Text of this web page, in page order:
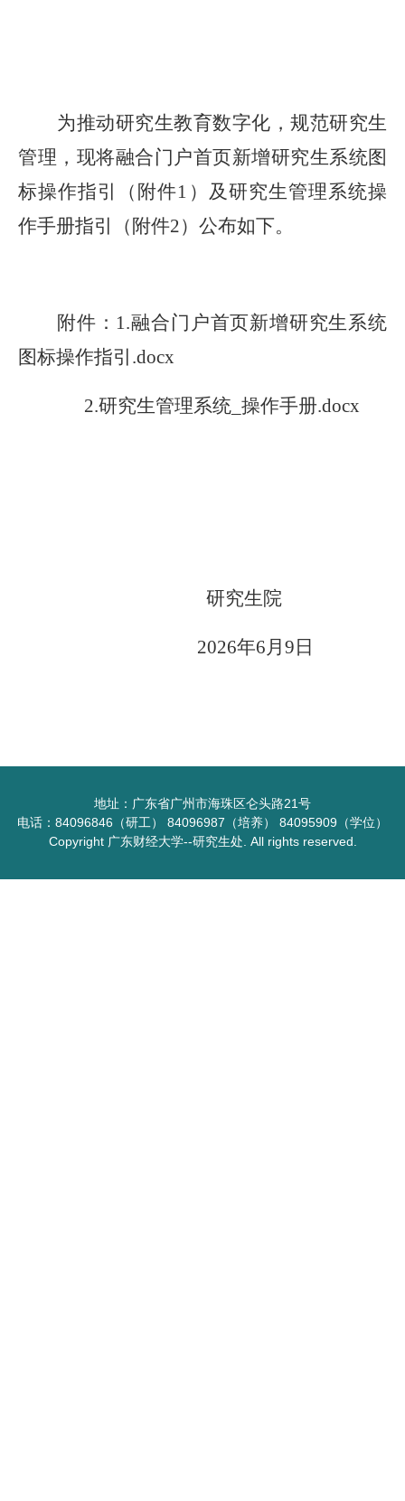
为推动研究生教育数字化，规范研究生
管理，现将融合门户首页新增研究生系统图
标操作指引（附件1）及研究生管理系统操
作手册指引（附件2）公布如下。
附件： 1.融合门户首页新增研究生系统
图标操作指引.docx
2.研究生管理系统_操作手册.docx
研究生院
2026年6月9日
地址：广东省广州市海珠区仑头路21号
电话：84096846（研工） 84096987（培养） 84095909（学位）
Copyright 广东财经大学--研究生处. All rights reserved.